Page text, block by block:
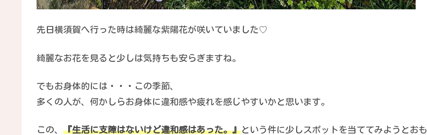
先日横須賀へ行った時は綺麗な紫陽花が咲いていました♡
綺麗なお花を見ると少しは気持ちも安らぎますね。
でもお身体的には・・・この季節、
多くの人が、何かしらお身体に違和感や疲れを感じやすいかと思います。
この、 『生活に支障はないけど違和感はあった。』という件に少しスポットを当ててみようとおも